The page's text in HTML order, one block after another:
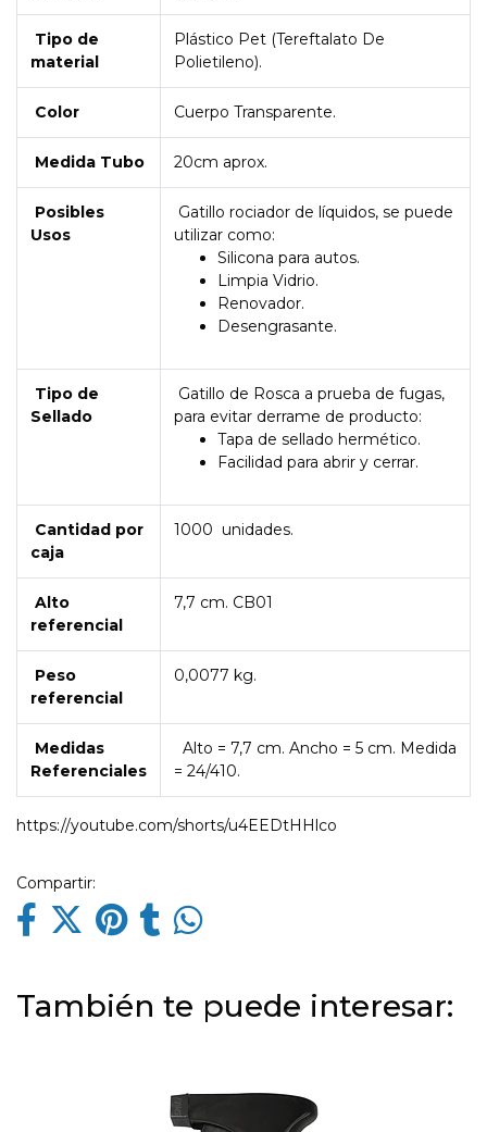
Tipo de
material
Plástico Pet (Tereftalato De
Polietileno).
Color Cuerpo Transparente.
Medida Tubo 20cm aprox.
Posibles
Usos
Gatillo rociador de líquidos, se puede
utilizar como:
Silicona para autos.
Limpia Vidrio.
Renovador.
Desengrasante.
Tipo de
Sellado
Gatillo de Rosca a prueba de fugas,
para evitar derrame de producto:
Tapa de sellado hermético.
Facilidad para abrir y cerrar.
Cantidad por
caja
1000 unidades.
Alto
referencial
7,7 cm. CB01
Peso
referencial
0,0077 kg.
Medidas
Referenciales
Alto = 7,7 cm. Ancho = 5 cm. Medida
= 24/410.
https://youtube.com/shorts/u4EEDtHHlco
Compartir:
También te puede interesar: